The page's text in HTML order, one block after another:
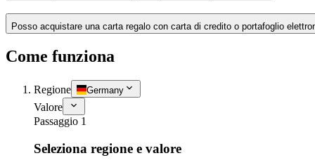
Posso acquistare una carta regalo con carta di credito o portafoglio
Come funziona
Regione Germany
Valore
Passaggio 1
Seleziona regione e valore